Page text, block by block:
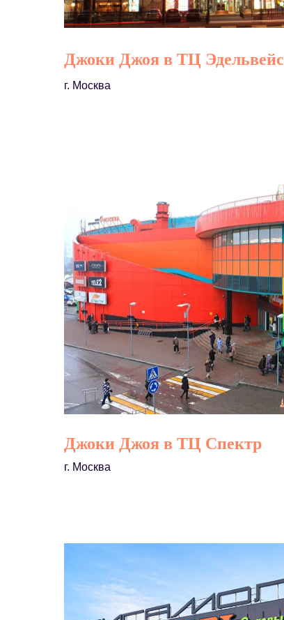
Джоки Джоя в ТЦ Эдельвейс
г. Москва
Джоки Джоя в ТЦ Спектр
г. Москва